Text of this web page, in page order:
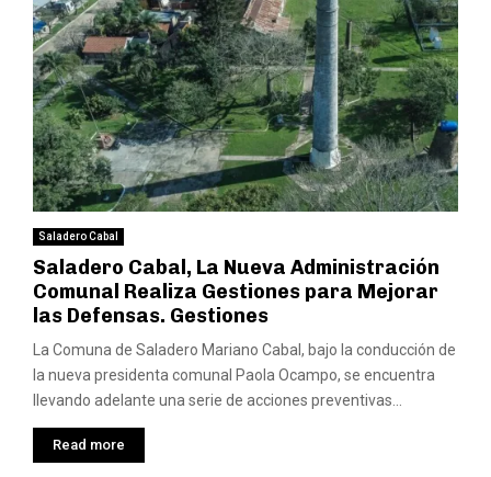
Saladero Cabal
Saladero Cabal, La Nueva Administración
Comunal Realiza Gestiones para Mejorar
las Defensas. Gestiones
La Comuna de Saladero Mariano Cabal, bajo la conducción de
la nueva presidenta comunal Paola Ocampo, se encuentra
llevando adelante una serie de acciones preventivas...
Read more